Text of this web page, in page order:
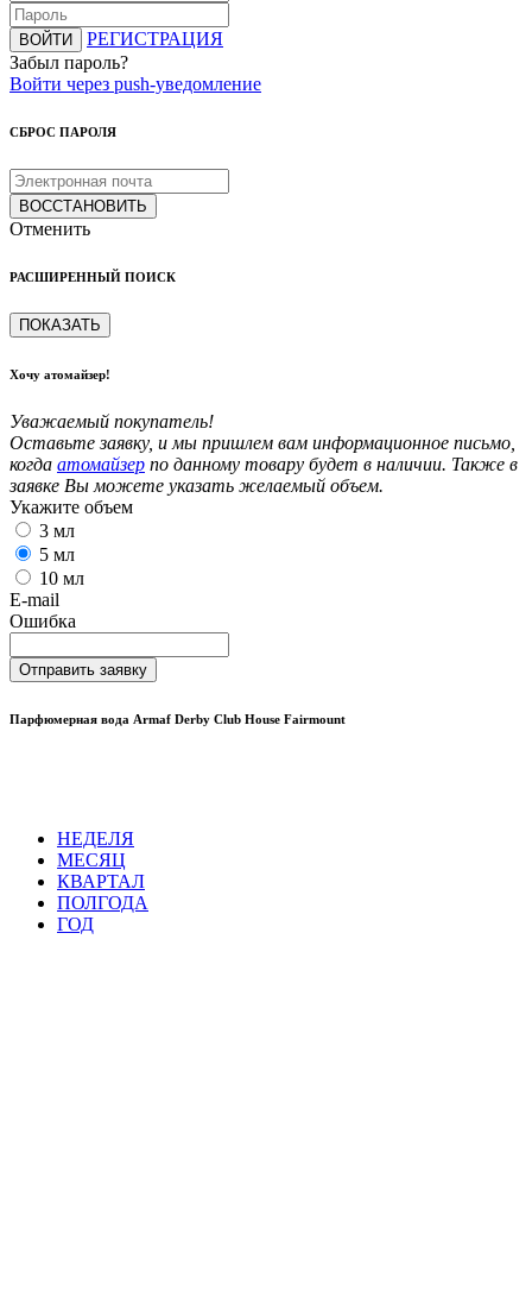
ВОЙТИ
РЕГИСТРАЦИЯ
Забыл пароль?
Войти через push-уведомление
СБРОС ПАРОЛЯ
ВОССТАНОВИТЬ
Отменить
РАСШИРЕННЫЙ ПОИСК
ПОКАЗАТЬ
Хочу атомайзер!
Уважаемый покупатель!
Оставьте заявку, и мы пришлем вам информационное письмо,
когда атомайзер по данному товару будет в наличии. Также в
заявке Вы можете указать желаемый объем.
Укажите объем
3 мл
5 мл
10 мл
E-mail
Ошибка
Отправить заявку
Парфюмерная вода Armaf Derby Club House Fairmount
НЕДЕЛЯ
МЕСЯЦ
КВАРТАЛ
ПОЛГОДА
ГОД